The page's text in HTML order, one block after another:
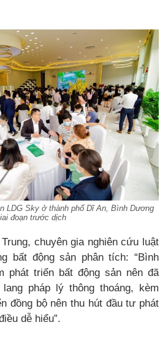
LDG Sky ở thành phố Dĩ An, Bình Dương
đoạn trước dịch
chuyên gia nghiên cứu luật
bất động sản phân tích: “Bình
phát triển bất động sản nên đã
pháp lý thông thoáng, kèm
đồng bộ nên thu hút đầu tư phát
dễ hiểu”.